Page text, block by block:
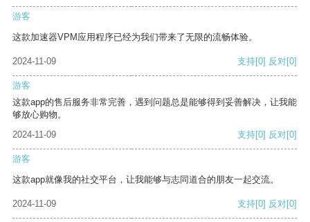
游客
这款加速器VPM应用程序已经为我们带来了无限的流畅体验。
2024-11-09 支持[0] 反对[0]
游客
这款app的售后服务非常完善，遇到问题总是能够得到妥善解决，让我能
够放心购物。
2024-11-09
支持[0] 反对[0]
游客
这款app就像我的社交平台，让我能够与志同道合的朋友一起交流。
2024-11-09 支持[0] 反对[0]